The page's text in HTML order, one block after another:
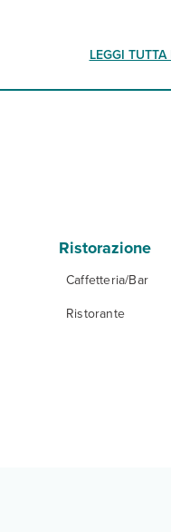
LEGGI
Ristorazione
Caffetteria/Bar
Ristorante